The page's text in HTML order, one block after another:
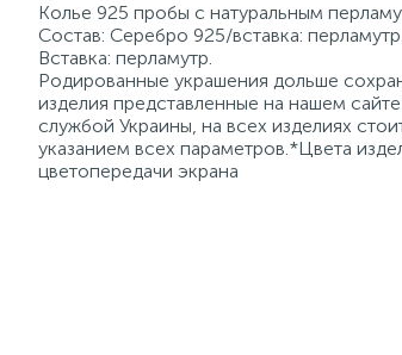
Колье 925 пробы с натуральным
Состав: Серебро 925/вставка:
Вставка: перламутр.
Родированные украшения дольше
изделия представленные на нашем
службой Украины, на всех изделиях
указанием всех параметров.*Цвета
цветопередачи экрана